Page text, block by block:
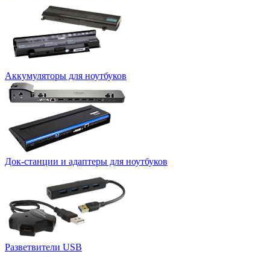
Аккумуляторы для ноутбуков
Док-станции и адаптеры для ноутбуков
Разветвители USB